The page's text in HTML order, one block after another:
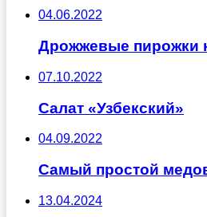
04.06.2022
Дрожжевые пирожки
07.10.2022
Салат «Узбекский»
04.09.2022
Самый простой
13.04.2024